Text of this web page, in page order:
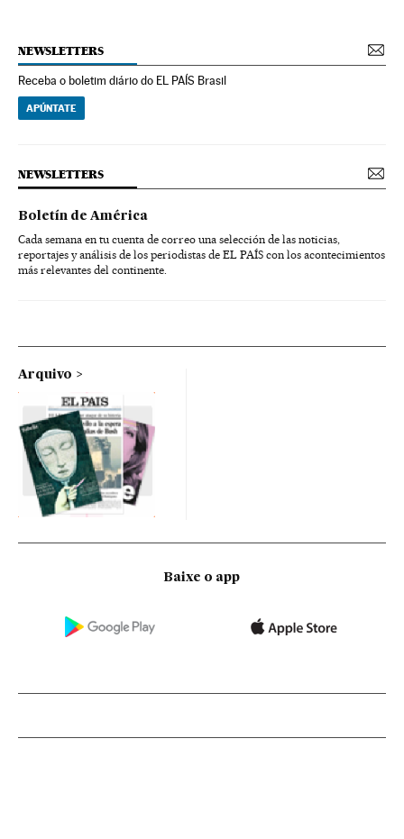
NEWSLETTERS
Receba o boletim diário do EL PAÍS Brasil
APÚNTATE
NEWSLETTERS
Boletín de América
Cada semana en tu cuenta de correo una selección de las noticias,
reportajes y análisis de los periodistas de EL PAÍS con los acontecimientos
más relevantes del continente.
Arquivo
Baixe o app